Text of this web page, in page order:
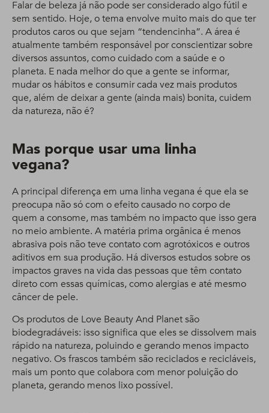
Falar de beleza já não pode ser considerado algo fútil e
sem sentido. Hoje, o tema envolve muito mais do que ter
produtos caros ou que sejam “tendencinha”. A área é
atualmente também responsável por conscientizar sobre
diversos assuntos, como cuidado com a saúde e o
planeta. E nada melhor do que a gente se informar,
mudar os hábitos e consumir cada vez mais produtos
que, além de deixar a gente (ainda mais) bonita, cuidem
da natureza, não é?
Mas porque usar uma linha
vegana?
A principal diferença em uma linha vegana é que ela se
preocupa não só com o efeito causado no corpo de
quem a consome, mas também no impacto que isso gera
no meio ambiente. A matéria prima orgânica é menos
abrasiva pois não teve contato com agrotóxicos e outros
aditivos em sua produção. Há diversos estudos sobre os
impactos graves na vida das pessoas que têm contato
direto com essas químicas, como alergias e até mesmo
câncer de pele.
Os produtos de Love Beauty And Planet são
biodegradáveis: isso significa que eles se dissolvem mais
rápido na natureza, poluindo e gerando menos impacto
negativo. Os frascos também são reciclados e recicláveis,
mais um ponto que colabora com menor poluição do
planeta, gerando menos lixo possível.